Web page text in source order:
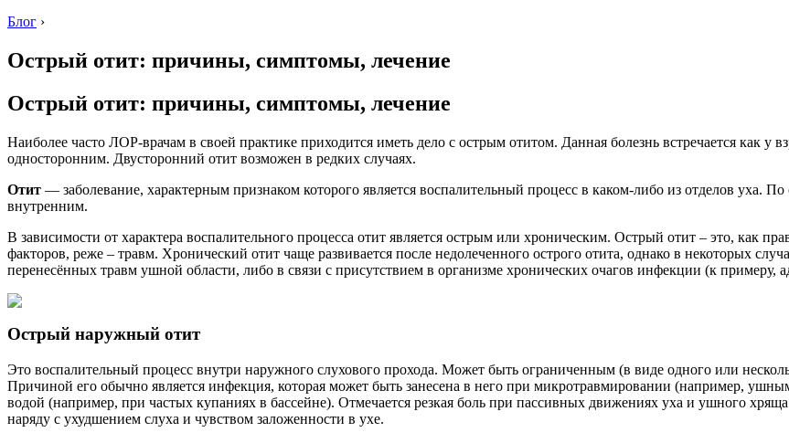
Блог ›
Острый отит: причины, симптомы, лечение
Острый отит: причины, симптомы, лечение
Наиболее часто ЛОР-врачам в своей практике приходится иметь дело с острым отитом. Данная болезнь встречается как у
односторонним. Двусторонний отит возможен в редких случаях.
Отит — заболевание, характерным признаком которого является воспалительный процесс в каком-либо из отделов уха.
внутренним.
В зависимости от характера воспалительного процесса отит является острым или хроническим. Острый отит – это, как
факторов, реже – травм. Хронический отит чаще развивается после недолеченного острого отита, однако в некоторых
перенесённых травм ушной области, либо в связи с присутствием в организме хронических очагов инфекции (к примеру,
Острый наружный отит
Это воспалительный процесс внутри наружного слухового прохода. Может быть ограниченным (в виде одного или
Причиной его обычно является инфекция, которая может быть занесена в него при микротравмировании (например,
водой (например, при частых купаниях в бассейне). Отмечается резкая боль при пассивных движениях уха и ушного
наряду с ухудшением слуха и чувством заложенности в ухе.